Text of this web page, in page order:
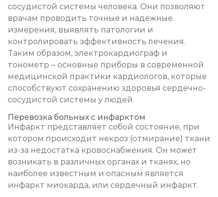
сосудистой системы человека. Они позволяют
врачам проводить точные и надежные
измерения, выявлять патологии и
контролировать эффективность лечения.
Таким образом, электрокардиограф и
тонометр – основные приборы в современной
медицинской практики кардиологов, которые
способствуют сохранению здоровья сердечно-
сосудистой системы у людей.
Перевозка больных с инфарктом
Инфаркт представляет собой состояние, при
котором происходит некроз (отмирание) ткани
из-за недостатка кровоснабжения. Он может
возникать в различных органах и тканях, но
наиболее известным и опасным является
инфаркт миокарда, или сердечный инфаркт.